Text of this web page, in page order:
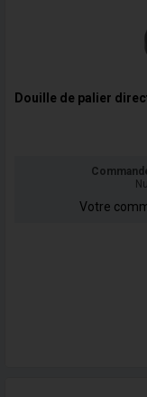
Douille de palier
Votre